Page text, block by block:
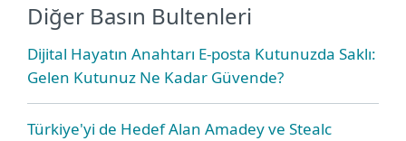
Diğer Basın Bultenleri
Dijital Hayatın Anahtarı E-posta Kutunuzda Saklı:
Gelen Kutunuz Ne Kadar Güvende?
Türkiye'yi de Hedef Alan Amadey ve Stealc